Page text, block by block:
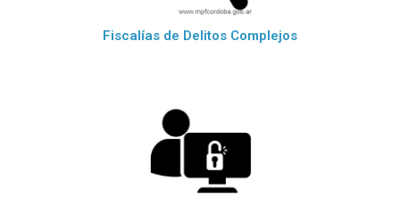
Fiscalías de Delitos Complejos